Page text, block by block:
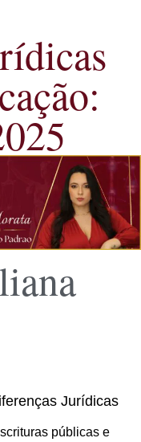
Jurídicas
públicas e